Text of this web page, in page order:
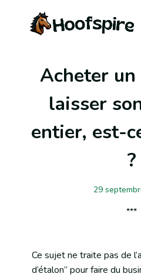
Acheter
laisser
entier, est-
?
29
Ce sujet ne traite pas de
d’étalon” pour faire du